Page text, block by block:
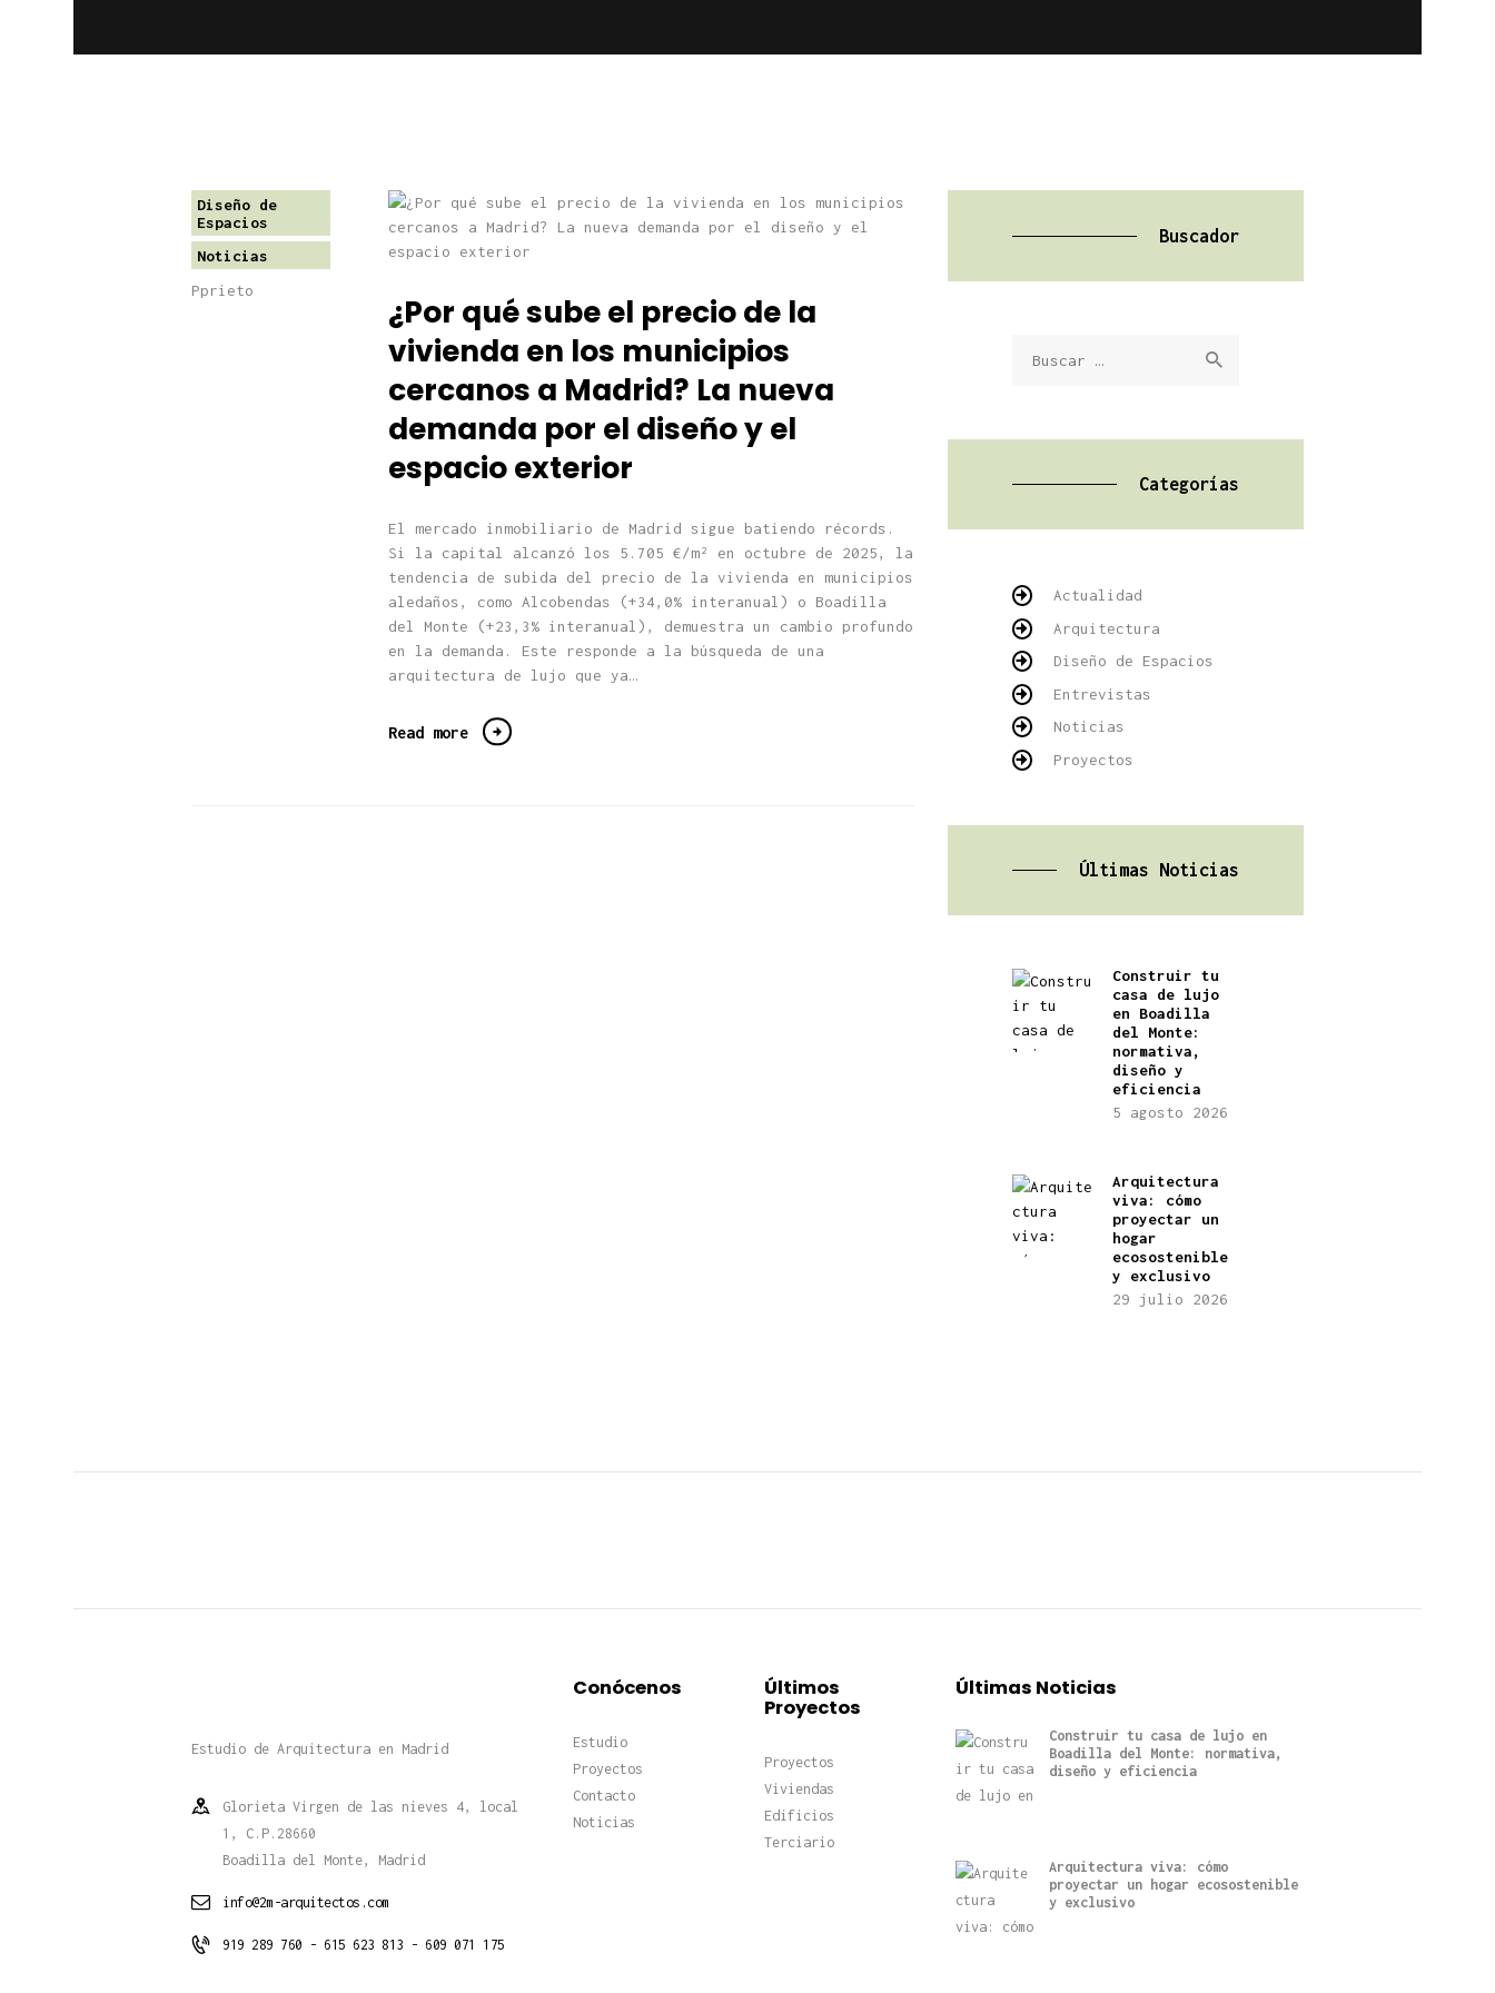
Diseño de
Espacios
Noticias
Pprieto
¿Por qué sube el precio de la
vivienda en los municipios
cercanos a Madrid? La nueva
demanda por el diseño y el
espacio exterior
El mercado inmobiliario de Madrid sigue batiendo récords.
Si la capital alcanzó los 5.705 €/m² en octubre de 2025, la
tendencia de subida del precio de la vivienda en municipios
aledaños, como Alcobendas (+34,0% interanual) o Boadilla
del Monte (+23,3% interanual), demuestra un cambio profundo
en la demanda. Este responde a la búsqueda de una
arquitectura de lujo que ya…
Read more
Buscador
Categorías
Actualidad
Arquitectura
Diseño de Espacios
Entrevistas
Noticias
Proyectos
Últimas Noticias
Construir tu
casa de lujo
en Boadilla
del Monte:
normativa,
diseño y
eficiencia
5 agosto 2026
Arquitectura
viva: cómo
proyectar un
hogar
ecosostenible
y exclusivo
29 julio 2026
Estudio de Arquitectura en Madrid
Glorieta Virgen de las nieves 4, local
1, C.P.28660
Boadilla del Monte, Madrid
info@2m-arquitectos.com
919 289 760 - 615 623 813 - 609 071 175
Conócenos
Estudio
Proyectos
Contacto
Noticias
Últimos
Proyectos
Proyectos
Viviendas
Edificios
Terciario
Últimas Noticias
Construir tu casa de lujo en
Boadilla del Monte: normativa,
diseño y eficiencia
Arquitectura viva: cómo
proyectar un hogar ecosostenible
y exclusivo